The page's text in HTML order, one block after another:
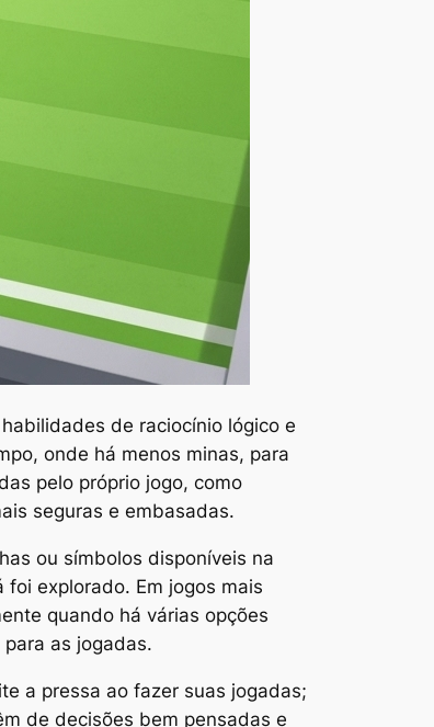
de raciocínio lógico e
onde há menos minas, para
pelo próprio jogo, como
seguras e embasadas.
ou símbolos disponíveis na
explorado. Em jogos mais
quando há várias opções
as jogadas.
a pressa ao fazer suas jogadas;
de decisões bem pensadas e